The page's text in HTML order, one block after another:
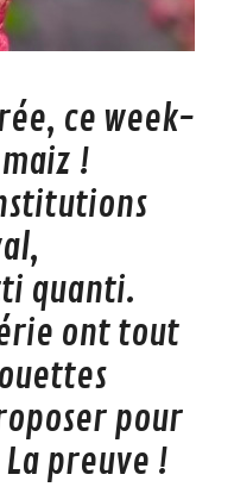
ce week-
!
quanti.
ont tout
pour
preuve !